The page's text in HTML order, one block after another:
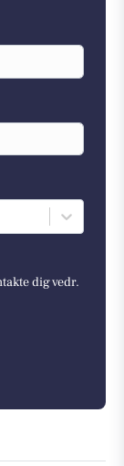
dig vedr.